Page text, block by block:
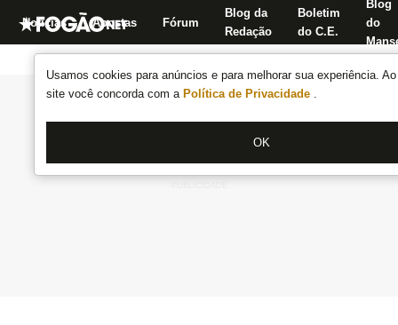
Usamos cookies para anúncios e para melhorar sua experiência.
site você concorda com a Política de Privacidade .
OK
Notícias Apostas Fórum
Blog da
Redação
Boletim
do C.E.
Blog
do